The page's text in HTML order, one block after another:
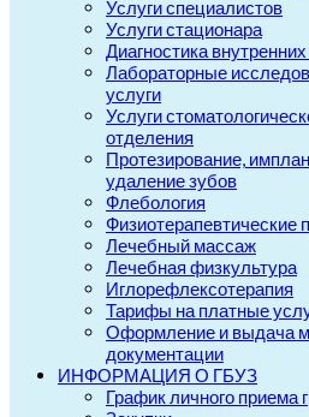
Услуги специалистов
Услуги стационара
Диагностика
Лабораторные
услуги
Услуги
отделения
Протезирование,
удаление зубов
Флебология
Физиотерапевтические
Лечебный массаж
Лечебная физкультура
Иглорефлексотерапия
Тарифы на платные
Оформление и выдача
документации
ИНФОРМАЦИЯ О ГБУЗ
График личного приема